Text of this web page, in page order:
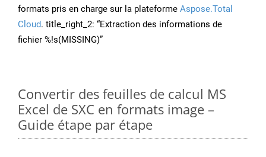
formats pris en charge sur la plateforme Aspose.Total
Cloud. title_right_2: “Extraction des informations de
fichier %!s(MISSING)”
Convertir des feuilles de calcul MS
Excel de SXC en formats image –
Guide étape par étape